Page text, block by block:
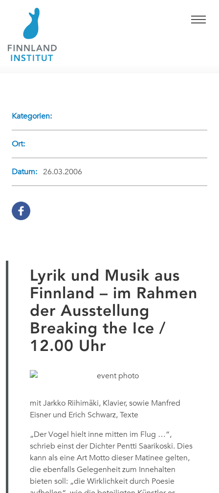
Kategorien:
Ort:
Datum: 26.03.2006
Lyrik und Musik aus
Finnland – im Rahmen
der Ausstellung
Breaking the Ice /
12.00 Uhr
mit Jarkko Riihimäki, Klavier, sowie Manfred
Eisner und Erich Schwarz, Texte
„Der Vogel hielt inne mitten im Flug …“,
schrieb einst der Dichter Pentti Saarikoski. Dies
kann als eine Art Motto dieser Matinee gelten,
die ebenfalls Gelegenheit zum Innehalten
bieten soll: „die Wirklichkeit durch Poesie